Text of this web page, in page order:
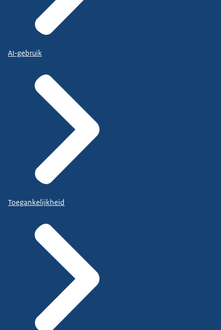
AI-gebruik
Toegankelijkheid